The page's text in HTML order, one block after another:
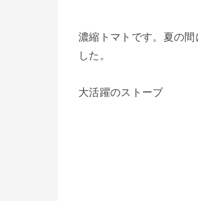
濃縮トマトです。夏の
した。
大活躍のストーブ